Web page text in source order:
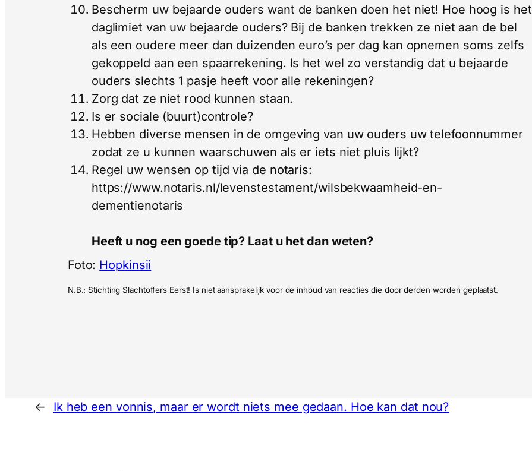
Bescherm uw bejaarde ouders want de banken doen het niet! Hoe hoog is het
daglimiet van uw bejaarde ouders? Bij de banken trekken ze niet aan de bel
als een oudere meer dan duizenden euro’s per dag kan opnemen soms zelfs
gekoppeld aan een spaarrekening. Is het wel zo verstandig dat u bejaarde
ouders slechts 1 pasje heeft voor alle rekeningen?
Zorg dat ze niet rood kunnen staan.
Is er sociale (buurt)controle?
Hebben diverse mensen in de omgeving van uw ouders uw telefoonnummer
zodat ze u kunnen waarschuwen als er iets niet pluis lijkt?
Regel uw wensen op tijd via de notaris:
https://www.notaris.nl/levenstestament/wilsbekwaamheid-en-
dementienotaris
Heeft u nog een goede tip? Laat u het dan weten?
Foto: Hopkinsii
N.B.: Stichting Slachtoffers Eerst! Is niet aansprakelijk voor de inhoud van reacties die door derden worden geplaatst.
← Ik heb een vonnis, maar er wordt niets mee gedaan. Hoe kan dat nou?